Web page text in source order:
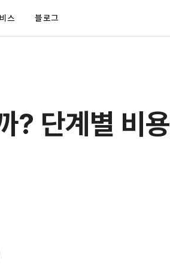
스 블로그
? 단계별 비용